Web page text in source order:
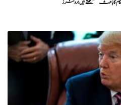
کا باعث سمجھتے ہیں: روئٹرز